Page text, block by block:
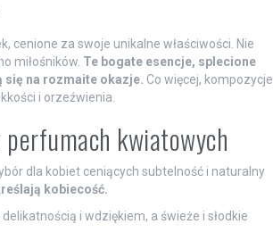
cenione za swoje unikalne właściwości. Nie
miłośników. Te bogate esencje, splecione
się na rozmaite okazje. Co więcej, kompozycje
i orzeźwienia.
perfumach kwiatowych
dla kobiet ceniących subtelność i naturalny
kobiecość.
i wdziękiem, a świeże i słodkie